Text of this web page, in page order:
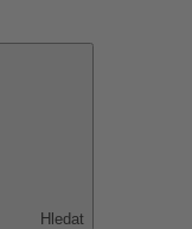
Hledat